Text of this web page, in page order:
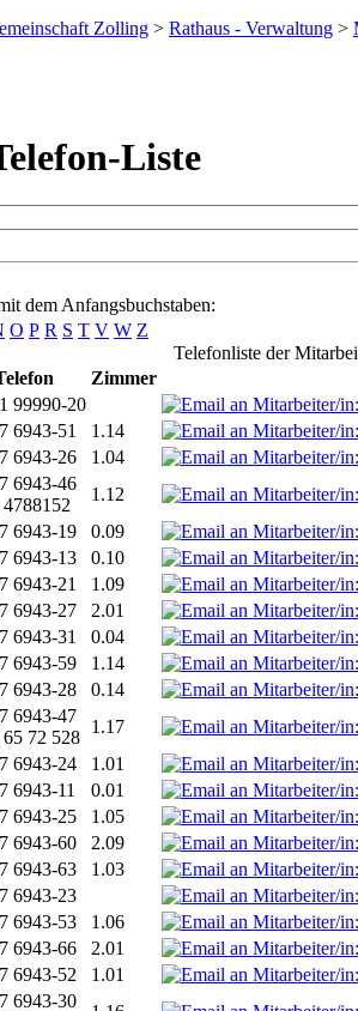
Zolling > Rathaus - Verwaltung >
Liste
dem Anfangsbuchstaben:
O P R S T V W Z
Telefonliste der
Zimmer
99990-20
6943-51 1.14
6943-26 1.04
6943-46
1.12
6943-19 0.09
6943-13 0.10
6943-21 1.09
6943-27 2.01
6943-31 0.04
6943-59 1.14
6943-28 0.14
6943-47
72 528
1.17
6943-24 1.01
6943-11 0.01
6943-25 1.05
6943-60 2.09
6943-63 1.03
6943-23
6943-53 1.06
6943-66 2.01
6943-52 1.01
6943-30